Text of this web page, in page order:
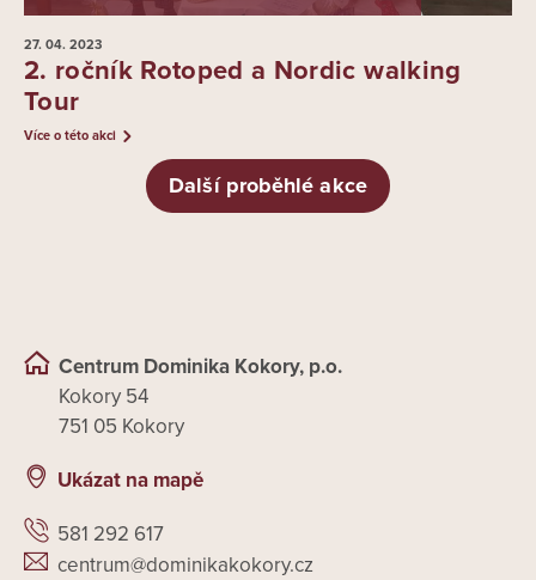
27. 04. 2023
2. ročník Rotoped a Nordic walking
Tour
Více o této akci
Další proběhlé akce
Centrum Dominika Kokory, p.o.
Kokory 54
751 05 Kokory
Ukázat na mapě
581 292 617
centrum@dominikakokory.cz